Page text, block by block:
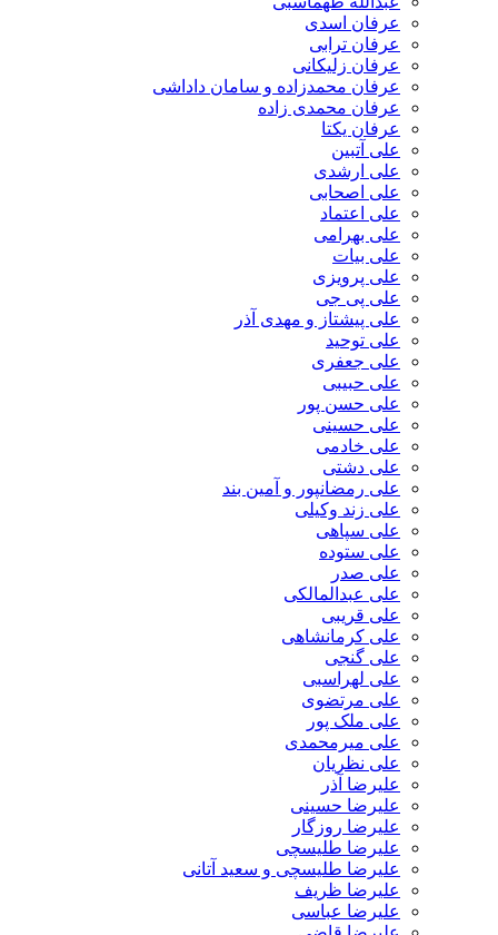
عرفان اسدی
عرفان ترابی
عرفان زلیکانی
عرفان محمدزاده و سامان داداشی
عرفان محمدی زاده
عرفان یکتا
علی آتبین
علی ارشدی
علی اصحابی
علی اعتماد
علی بهرامی
علی بیات
علی پرویزی
علی پی جی
علی پیشتاز و مهدی آذر
علی توحید
علی جعفری
علی حبیبی
علی حسن پور
علی حسینی
علی خادمی
علی دشتی
علی رمضانپور و آمین بند
علی زند وکیلی
علی سپاهی
علی ستوده
علی صدر
علی عبدالمالکی
علی قریبی
علی کرمانشاهی
علی گنجی
علی لهراسبی
علی مرتضوی
علی ملک پور
علی میرمحمدی
علی نظریان
علیرضا آذر
علیرضا حسینی
علیرضا روزگار
علیرضا طلیسچی
علیرضا طلیسچی و سعید آتانی
علیرضا ظریف
علیرضا عباسی